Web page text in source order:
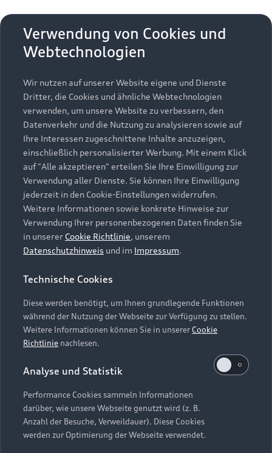
Zurück nach oben
Modelle
Alle Modelle
Modelle vergleichen
Elektromodelle
Plug-in-Hybride
Kaufen & leasen
Neuwagensuche
Gebrauchtwagensuche
Gebrauchtwagen
Finanzierung
Aktionen & Angebote
Geschäftskunden
Service & Zubehör
Saisonale Angebote
Audi Services
Garantie
Audi digital services
myAudi
Support
Kundenservice
Händlersuche
Audi Code
Online-Terminvereinbarung
Servicekontakt
Vertrag widerrufen
Über Audi
Unternehmen
Karriere
Investor Relations
Presse & Media Center
Datenschutz
Audi erleben
Newsletter
Impressum Rechtliches
Hinweisgebersystem
Datenschutzinformation
Cookie-Einstellungen
Cookie-Richtlinie
Barrierefreiheit
Hinweis: Die aktuelle Darstellung und Anordnung der
Embleme am Fahrzeug bei allen Abbildungen auf dieser
Webseite kann abweichen.
Verwendung von Cookies und
Webtechnologien
Wir nutzen auf unserer Website eigene und Dienste
Dritter, die Cookies und ähnliche Webtechnologien
verwenden, um unsere Website zu verbessern, den
Datenverkehr und die Nutzung zu analysieren sowie auf
Ihre Interessen zugeschnittene Inhalte anzuzeigen,
einschließlich personalisierter Werbung. Mit einem Klick
auf "Alle akzeptieren" erteilen Sie Ihre Einwilligung zur
Verwendung aller Dienste. Sie können Ihre Einwilligung
jederzeit in den Cookie-Einstellungen widerrufen.
Weitere Informationen sowie konkrete Hinweise zur
Verwendung Ihrer personenbezogenen Daten finden Sie
in unserer Cookie Richtlinie, unserem
Datenschutzhinweis und im Impressum.
Technische Cookies
Diese werden benötigt, um Ihnen grundlegende Funktionen
während der Nutzung der Webseite zur Verfügung zu stellen.
Weitere Informationen können Sie in unsererCookie
Richtlinie nachlesen.
Analyse und Statistik
Performance Cookies sammeln Informationen
darüber, wie unsere Webseite genutzt wird (z. B.
Anzahl der Besuche, Verweildauer). Diese Cookies
werden zur Optimierung der Webseite verwendet.